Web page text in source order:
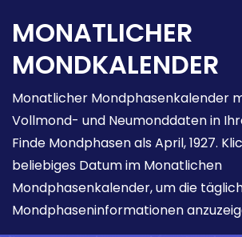
MONATLICHER
MONDKALENDER
Monatlicher Mondphasenkalender
Vollmond- und Neumonddaten in
Finde Mondphasen als April, 1927.
beliebiges Datum im Monatlichen
Mondphasenkalender, um die
Mondphaseninformationen